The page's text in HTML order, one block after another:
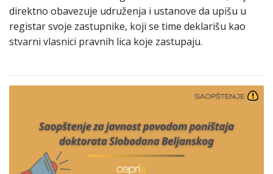
direktno obavezuje udruženja i ustanove da upišu u
registar svoje zastupnike, koji se time deklarišu kao
stvarni vlasnici pravnih lica koje zastupaju.